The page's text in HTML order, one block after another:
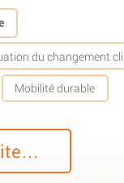
du changement
Mobilité durable